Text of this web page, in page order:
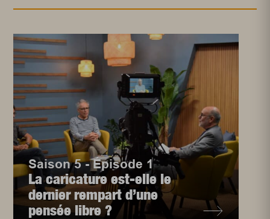
Saison 5 - Épisode 1
La caricature est-elle le
dernier rempart d’une
pensée libre ?